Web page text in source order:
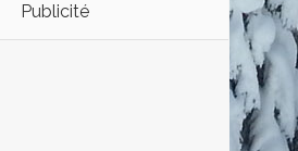
Publicité